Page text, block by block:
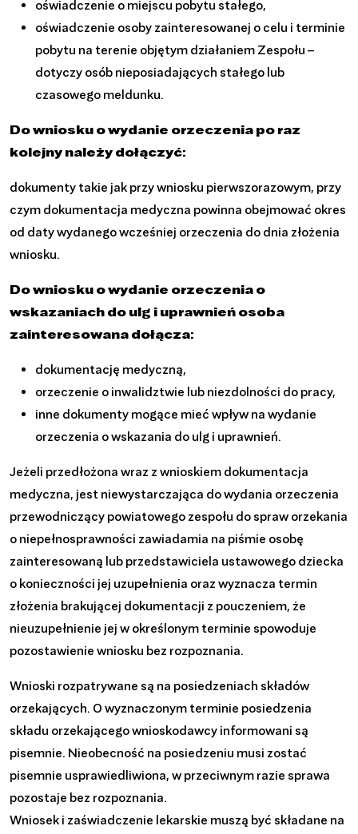
oświadczenie o miejscu pobytu stałego,
oświadczenie osoby zainteresowanej o celu i terminie
pobytu na terenie objętym działaniem Zespołu –
dotyczy osób nieposiadających stałego lub
czasowego meldunku.
Do wniosku o wydanie orzeczenia po raz
kolejny należy dołączyć:
dokumenty takie jak przy wniosku pierwszorazowym, przy
czym dokumentacja medyczna powinna obejmować okres
od daty wydanego wcześniej orzeczenia do dnia złożenia
wniosku.
Do wniosku o wydanie orzeczenia o
wskazaniach do ulg i uprawnień osoba
zainteresowana dołącza:
dokumentację medyczną,
orzeczenie o inwalidztwie lub niezdolności do pracy,
inne dokumenty mogące mieć wpływ na wydanie
orzeczenia o wskazania do ulg i uprawnień.
Jeżeli przedłożona wraz z wnioskiem dokumentacja
medyczna, jest niewystarczająca do wydania orzeczenia
przewodniczący powiatowego zespołu do spraw orzekania
o niepełnosprawności zawiadamia na piśmie osobę
zainteresowaną lub przedstawiciela ustawowego dziecka
o konieczności jej uzupełnienia oraz wyznacza termin
złożenia brakującej dokumentacji z pouczeniem, że
nieuzupełnienie jej w określonym terminie spowoduje
pozostawienie wniosku bez rozpoznania.
Wnioski rozpatrywane są na posiedzeniach składów
orzekających. O wyznaczonym terminie posiedzenia
składu orzekającego wnioskodawcy informowani są
pisemnie. Nieobecność na posiedzeniu musi zostać
pisemnie usprawiedliwiona, w przeciwnym razie sprawa
pozostaje bez rozpoznania.
Wniosek i zaświadczenie lekarskie muszą być składane na